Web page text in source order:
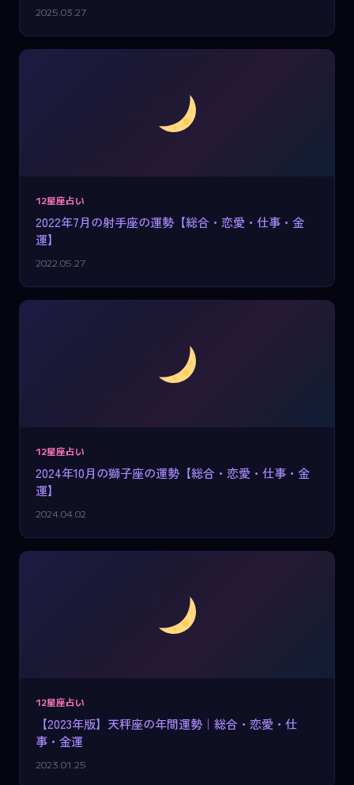
2025.03.27
12星座占い
2022年7月の射手座の運勢【総合・恋愛・仕事・金
運】
2022.05.27
12星座占い
2024年10月の獅子座の運勢【総合・恋愛・仕事・金
運】
2024.04.02
12星座占い
【2023年版】天秤座の年間運勢｜総合・恋愛・仕
事・金運
2023.01.25